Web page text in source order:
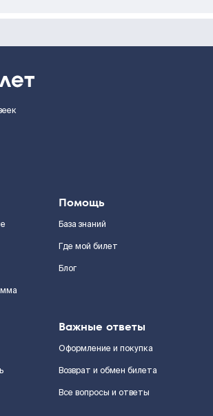
Помощь
База знаний
Где мой билет
Блог
Важные ответы
Оформление и покупка
Возврат и обмен билета
Все вопросы и ответы